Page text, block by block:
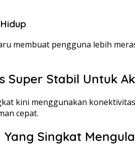
membuat pengguna lebih
Super Stabil Untuk
kini menggunakan
cepat.
Yang Singkat